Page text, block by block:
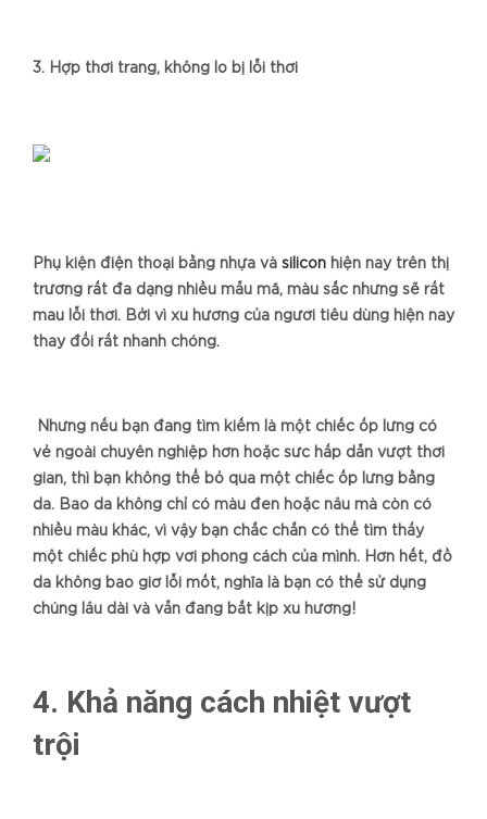
3. Hợp thời trang, không lo bị lỗi thời
Phụ kiện điện thoại bằng nhựa và silicon hiện nay trên thị
trường rất đa dạng nhiều mẫu mã, màu sắc nhưng sẽ rất
mau lỗi thời. Bởi vì xu hướng của người tiêu dùng hiện nay
thay đổi rất nhanh chóng.
Nhưng nếu bạn đang tìm kiếm là một chiếc ốp lưng có
vẻ ngoài chuyên nghiệp hơn hoặc sức hấp dẫn vượt thời
gian, thì bạn không thể bỏ qua một chiếc ốp lưng bằng
da. Bao da không chỉ có màu đen hoặc nâu mà còn có
nhiều màu khác, vì vậy bạn chắc chắn có thể tìm thấy
một chiếc phù hợp với phong cách của mình. Hơn hết, đồ
da không bao giờ lỗi mốt, nghĩa là bạn có thể sử dụng
chúng lâu dài và vẫn đang bắt kịp xu hướng!
4. Khả năng cách nhiệt vượt
trội